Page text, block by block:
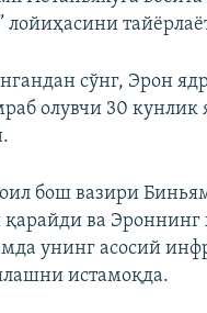
лойиҳасини
сўнг, Эрон
олувчи 30
бош вазири
ва
унинг асосий
истамоқда.